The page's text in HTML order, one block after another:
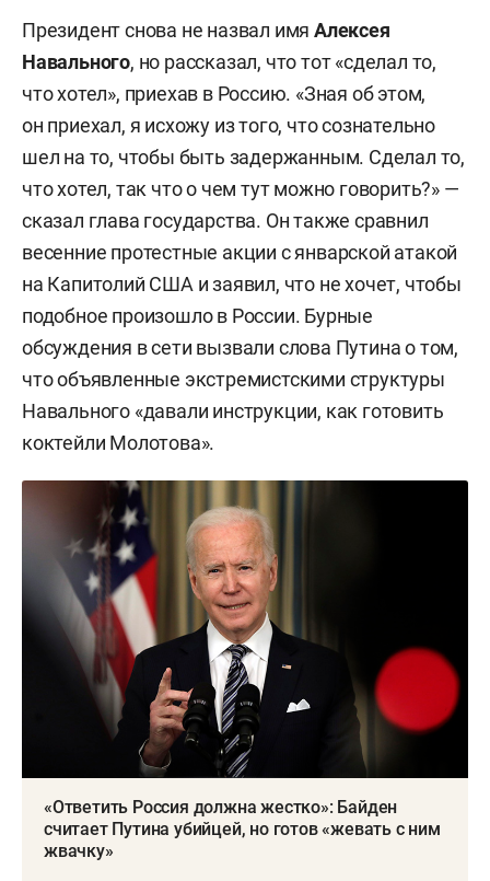
Президент снова не назвал имя Алексея
Навального, но рассказал, что тот «сделал то,
что хотел», приехав в Россию. «Зная об этом,
он приехал, я исхожу из того, что сознательно
шел на то, чтобы быть задержанным. Сделал то,
что хотел, так что о чем тут можно говорить?» —
сказал глава государства. Он также сравнил
весенние протестные акции с январской атакой
на Капитолий США и заявил, что не хочет, чтобы
подобное произошло в России. Бурные
обсуждения в сети вызвали слова Путина о том,
что объявленные экстремистскими структуры
Навального «давали инструкции, как готовить
коктейли Молотова».
«Ответить Россия должна жестко»: Байден
считает Путина убийцей, но готов «жевать с ним
жвачку»